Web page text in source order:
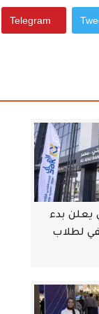
يعلن بدء
لطلاب